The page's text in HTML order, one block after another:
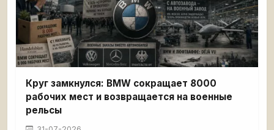
Круг замкнулся: BMW сокращает 8000
рабочих мест и возвращается на военные
рельсы